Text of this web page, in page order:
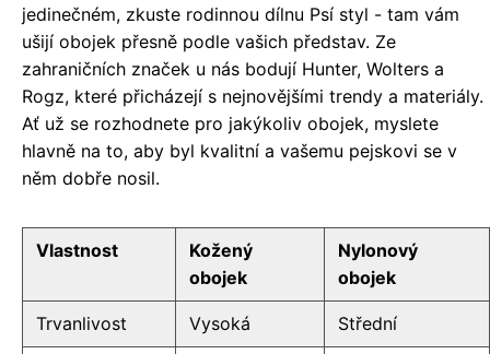
jedinečném, zkuste rodinnou dílnu Psí styl - tam vám
ušijí obojek přesně podle vašich představ. Ze
zahraničních značek u nás bodují Hunter, Wolters a
Rogz, které přicházejí s nejnovějšími trendy a materiály.
Ať už se rozhodnete pro jakýkoliv obojek, myslete
hlavně na to, aby byl kvalitní a vašemu pejskovi se v
něm dobře nosil.
Vlastnost
Kožený
obojek
Nylonový
obojek
Trvanlivost Vysoká Střední